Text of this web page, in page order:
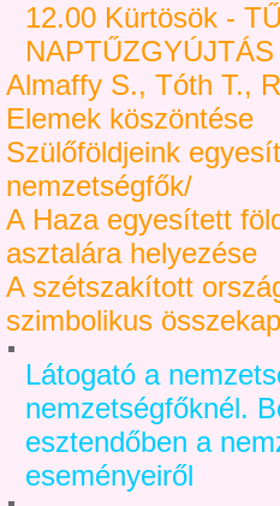
12.00 Kürtösök -
NAPTŰZGYÚJTÁS
Almaffy S., Tóth T.,
Elemek köszöntése
Szülőföldjeink
nemzetségfők/
A Haza egyesített
asztalára helyezése
A szétszakított
szimbolikus
Látogató a
nemzetségfőknél.
esztendőben a
eseményeiről